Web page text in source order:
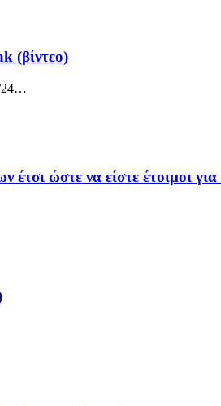
(βίντεο)
…
ώστε να είστε έτοιμοι για